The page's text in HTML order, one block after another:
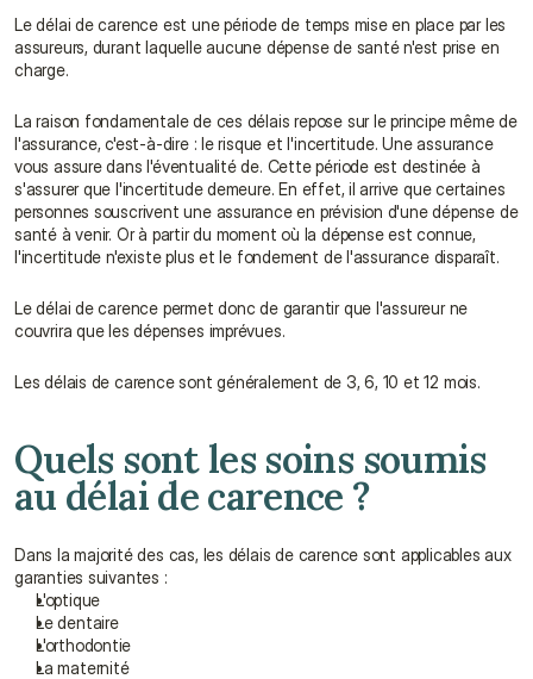
Le délai de carence est une période de temps mise en place par les
assureurs, durant laquelle aucune dépense de santé n'est prise en
charge.
La raison fondamentale de ces délais repose sur le principe même de
l'assurance, c'est-à-dire : le risque et l'incertitude. Une assurance
vous assure dans l'éventualité de. Cette période est destinée à
s'assurer que l'incertitude demeure. En effet, il arrive que certaines
personnes souscrivent une assurance en prévision d'une dépense de
santé à venir. Or à partir du moment où la dépense est connue,
l'incertitude n'existe plus et le fondement de l'assurance disparaît.
Le délai de carence permet donc de garantir que l'assureur ne
couvrira que les dépenses imprévues.
Les délais de carence sont généralement de 3, 6, 10 et 12 mois.
Quels sont les soins soumis
au délai de carence ?
Dans la majorité des cas, les délais de carence sont applicables aux
garanties suivantes :
L'optique
Le dentaire
L'orthodontie
La maternité